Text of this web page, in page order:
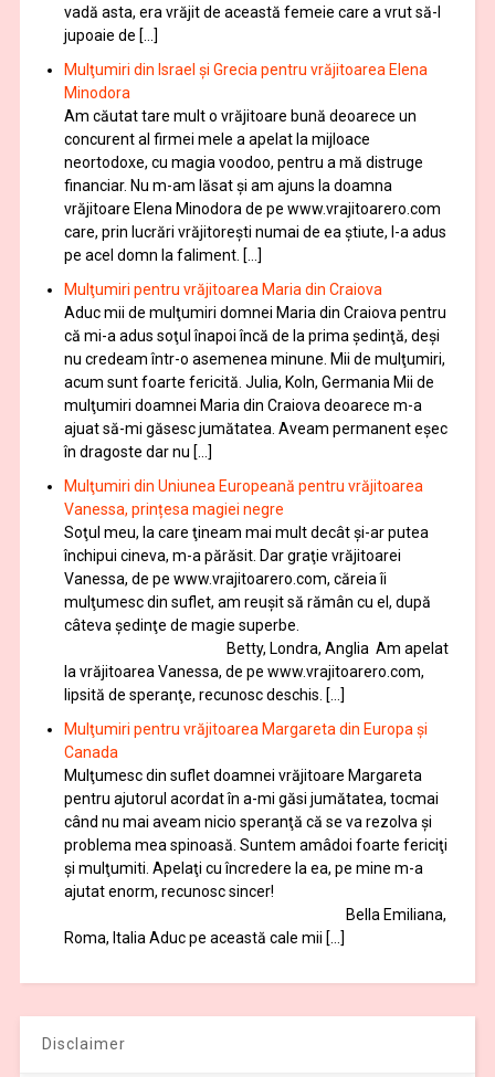
vadă asta, era vrăjit de această femeie care a vrut să-l
jupoaie de […]
Mulţumiri din Israel și Grecia pentru vrăjitoarea Elena
Minodora
Am căutat tare mult o vrăjitoare bună deoarece un
concurent al firmei mele a apelat la mijloace
neortodoxe, cu magia voodoo, pentru a mă distruge
financiar. Nu m-am lăsat şi am ajuns la doamna
vrăjitoare Elena Minodora de pe www.vrajitoarero.com
care, prin lucrări vrăjitorești numai de ea ştiute, l-a adus
pe acel domn la faliment. […]
Mulţumiri pentru vrăjitoarea Maria din Craiova
Aduc mii de mulţumiri domnei Maria din Craiova pentru
că mi-a adus soţul înapoi încă de la prima şedinţă, deşi
nu credeam într-o asemenea minune. Mii de mulţumiri,
acum sunt foarte fericită. Julia, Koln, Germania Mii de
mulţumiri doamnei Maria din Craiova deoarece m-a
ajuat să-mi găsesc jumătatea. Aveam permanent eşec
în dragoste dar nu […]
Mulţumiri din Uniunea Europeană pentru vrăjitoarea
Vanessa, prințesa magiei negre
Soţul meu, la care ţineam mai mult decât și-ar putea
închipui cineva, m-a părăsit. Dar graţie vrăjitoarei
Vanessa, de pe www.vrajitoarero.com, căreia îi
mulţumesc din suflet, am reuşit să rămân cu el, după
câteva şedinţe de magie superbe.
Betty, Londra, Anglia Am apelat
la vrăjitoarea Vanessa, de pe www.vrajitoarero.com,
lipsită de speranţe, recunosc deschis. […]
Mulţumiri pentru vrăjitoarea Margareta din Europa și
Canada
Mulţumesc din suflet doamnei vrăjitoare Margareta
pentru ajutorul acordat în a-mi găsi jumătatea, tocmai
când nu mai aveam nicio speranţă că se va rezolva şi
problema mea spinoasă. Suntem amâdoi foarte fericiţi
şi mulţumiti. Apelaţi cu încredere la ea, pe mine m-a
ajutat enorm, recunosc sincer!
Bella Emiliana,
Roma, Italia Aduc pe această cale mii […]
Disclaimer